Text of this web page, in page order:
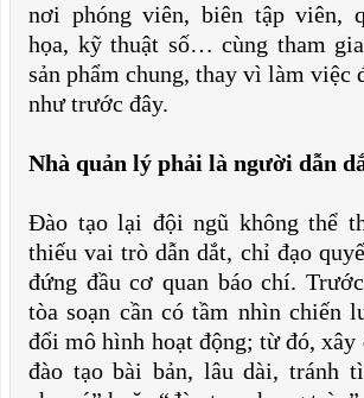
nơi phóng viên, biên tập viên,
họa, kỹ thuật số… cùng tham
sản phẩm chung, thay vì làm việc
như trước đây.
Nhà quản lý phải là người dẫn
Đào tạo lại đội ngũ không thể
thiếu vai trò dẫn dắt, chỉ đạo
đứng đầu cơ quan báo chí.
tòa soạn cần có tầm nhìn chiến
đổi mô hình hoạt động; từ đó, xây
đào tạo bài bản, lâu dài, tránh